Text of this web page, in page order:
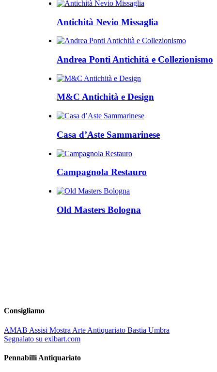
Antichità Nevio Missaglia
Andrea Ponti Antichità e Collezionismo
M&C Antichità e Design
Casa d’Aste Sammarinese
Campagnola Restauro
Old Masters Bologna
Consigliamo
AMAB Assisi Mostra Arte Antiquariato Bastia Umbra
Segnalato su exibart.com
Pennabilli Antiquariato